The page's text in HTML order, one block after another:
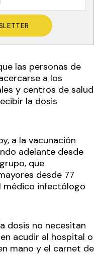
las personas de
a los
y centros de salud
la dosis
a la vacunación
adelante desde
que
desde 77
médico infectólogo
dosis no necesitan
acudir al hospital o
mano y el carnet de